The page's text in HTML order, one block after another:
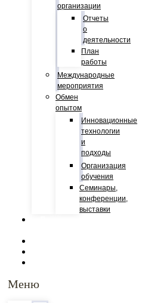
организации
Отчеты
о
деятельности
План
работы
Международные
мероприятия
Обмен
опытом
Инновационные
технологии
и
подходы
Организация
обучения
Семинары,
конференции,
выставки
Меню